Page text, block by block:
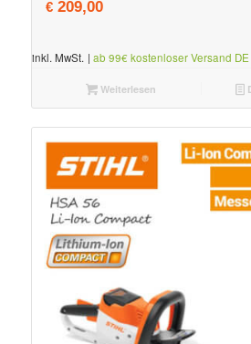
€209,00
inkl. MwSt. | ab 99€ kostenloser Versand DE
Weiterlesen